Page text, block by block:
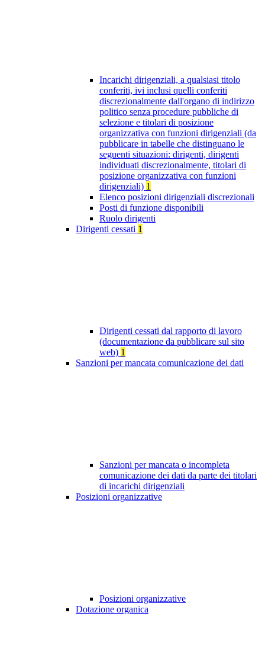
Incarichi dirigenziali, a qualsiasi titolo
conferiti, ivi inclusi quelli conferiti
discrezionalmente dall'organo di indirizzo
politico senza procedure pubbliche di
selezione e titolari di posizione
organizzativa con funzioni dirigenziali (da
pubblicare in tabelle che distinguano le
seguenti situazioni: dirigenti, dirigenti
individuati discrezionalmente, titolari di
posizione organizzativa con funzioni
dirigenziali) 1
Elenco posizioni dirigenziali discrezionali
Posti di funzione disponibili
Ruolo dirigenti
Dirigenti cessati 1
Dirigenti cessati dal rapporto di lavoro
(documentazione da pubblicare sul sito
web) 1
Sanzioni per mancata comunicazione dei dati
Sanzioni per mancata o incompleta
comunicazione dei dati da parte dei titolari
di incarichi dirigenziali
Posizioni organizzative
Posizioni organizzative
Dotazione organica